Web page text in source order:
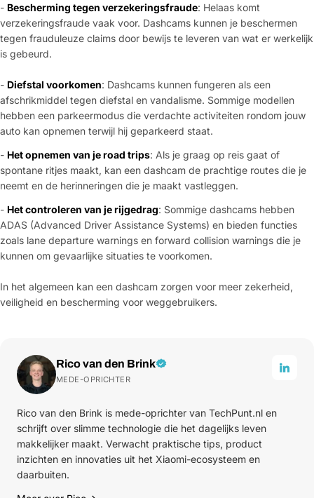
- Bescherming tegen verzekeringsfraude: Helaas komt
verzekeringsfraude vaak voor. Dashcams kunnen je beschermen
tegen frauduleuze claims door bewijs te leveren van wat er werkelijk
is gebeurd.
- Diefstal voorkomen: Dashcams kunnen fungeren als een
afschrikmiddel tegen diefstal en vandalisme. Sommige modellen
hebben een parkeermodus die verdachte activiteiten rondom jouw
auto kan opnemen terwijl hij geparkeerd staat.
- Het opnemen van je road trips: Als je graag op reis gaat of
spontane ritjes maakt, kan een dashcam de prachtige routes die je
neemt en de herinneringen die je maakt vastleggen.
- Het controleren van je rijgedrag: Sommige dashcams hebben
ADAS (Advanced Driver Assistance Systems) en bieden functies
zoals lane departure warnings en forward collision warnings die je
kunnen om gevaarlijke situaties te voorkomen.
In het algemeen kan een dashcam zorgen voor meer zekerheid,
veiligheid en bescherming voor weggebruikers.
Rico van den Brink
MEDE-OPRICHTER
Rico van den Brink is mede-oprichter van TechPunt.nl en
schrijft over slimme technologie die het dagelijks leven
makkelijker maakt. Verwacht praktische tips, product
inzichten en innovaties uit het Xiaomi-ecosysteem en
daarbuiten.